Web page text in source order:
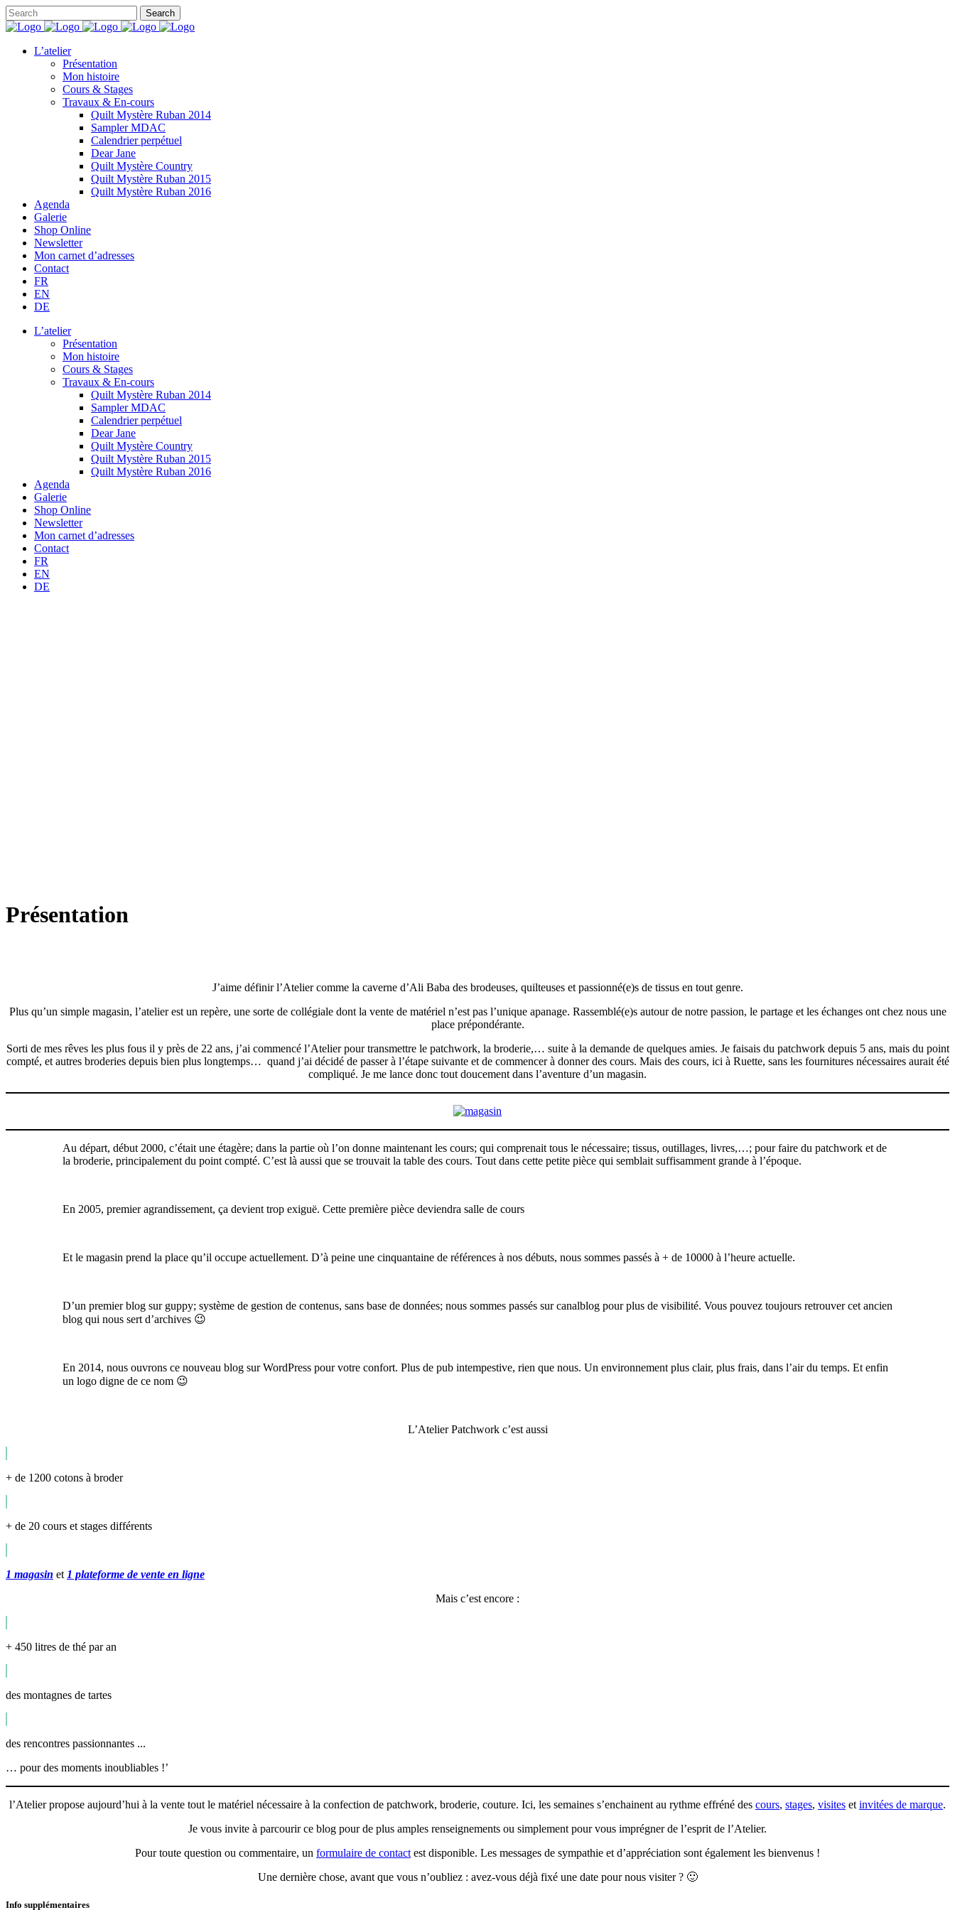
L’atelier
Présentation
Mon histoire
Cours & Stages
Travaux & En-cours
Quilt Mystère Ruban 2014
Sampler MDAC
Calendrier perpétuel
Dear Jane
Quilt Mystère Country
Quilt Mystère Ruban 2015
Quilt Mystère Ruban 2016
Agenda
Galerie
Shop Online
Newsletter
Mon carnet d’adresses
Contact
FR
EN
DE
L’atelier
Présentation
Mon histoire
Cours & Stages
Travaux & En-cours
Quilt Mystère Ruban 2014
Sampler MDAC
Calendrier perpétuel
Dear Jane
Quilt Mystère Country
Quilt Mystère Ruban 2015
Quilt Mystère Ruban 2016
Agenda
Galerie
Shop Online
Newsletter
Mon carnet d’adresses
Contact
FR
EN
DE
Présentation
J’aime définir l’Atelier comme la caverne d’Ali Baba des brodeuses, quilteuses et passionné(e)s de tissus en tout genre.
Plus qu’un simple magasin, l’atelier est un repère, une sorte de collégiale dont la vente de matériel n’est pas l’unique apanage. Rassemblé(e)s autour de notre passion, le partage et les échanges ont chez nous une
place prépondérante.
Sorti de mes rêves les plus fous il y près de 22 ans, j’ai commencé l’Atelier pour transmettre le patchwork, la broderie,… suite à la demande de quelques amies. Je faisais du patchwork depuis 5 ans, mais du point
compté, et autres broderies depuis bien plus longtemps… quand j’ai décidé de passer à l’étape suivante et de commencer à donner des cours. Mais des cours, ici à Ruette, sans les fournitures nécessaires aurait été
compliqué. Je me lance donc tout doucement dans l’aventure d’un magasin.
Au départ, début 2000, c’était une étagère; dans la partie où l’on donne maintenant les cours; qui comprenait tous le nécessaire; tissus, outillages, livres,…; pour faire du patchwork et de
la broderie, principalement du point compté. C’est là aussi que se trouvait la table des cours. Tout dans cette petite pièce qui semblait suffisamment grande à l’époque.
En 2005, premier agrandissement, ça devient trop exiguë. Cette première pièce deviendra salle de cours
Et le magasin prend la place qu’il occupe actuellement. D’à peine une cinquantaine de références à nos débuts, nous sommes passés à + de 10000 à l’heure actuelle.
D’un premier blog sur guppy; système de gestion de contenus, sans base de données; nous sommes passés sur canalblog pour plus de visibilité. Vous pouvez toujours retrouver cet ancien
blog qui nous sert d’archives 😉
En 2014, nous ouvrons ce nouveau blog sur WordPress pour votre confort. Plus de pub intempestive, rien que nous. Un environnement plus clair, plus frais, dans l’air du temps. Et enfin
un logo digne de ce nom 😉
L’Atelier Patchwork c’est aussi
+ de 1200 cotons à broder
+ de 20 cours et stages différents
1 magasin et 1 plateforme de vente en ligne
Mais c’est encore :
+ 450 litres de thé par an
des montagnes de tartes
des rencontres passionnantes ...
… pour des moments inoubliables !’
l’Atelier propose aujourd’hui à la vente tout le matériel nécessaire à la confection de patchwork, broderie, couture. Ici, les semaines s’enchainent au rythme effréné des cours, stages, visites et invitées de marque.
Je vous invite à parcourir ce blog pour de plus amples renseignements ou simplement pour vous imprégner de l’esprit de l’Atelier.
Pour toute question ou commentaire, un formulaire de contact est disponible. Les messages de sympathie et d’appréciation sont également les bienvenus !
Une dernière chose, avant que vous n’oubliez : avez-vous déjà fixé une date pour nous visiter ? 🙂
Info supplémentaires